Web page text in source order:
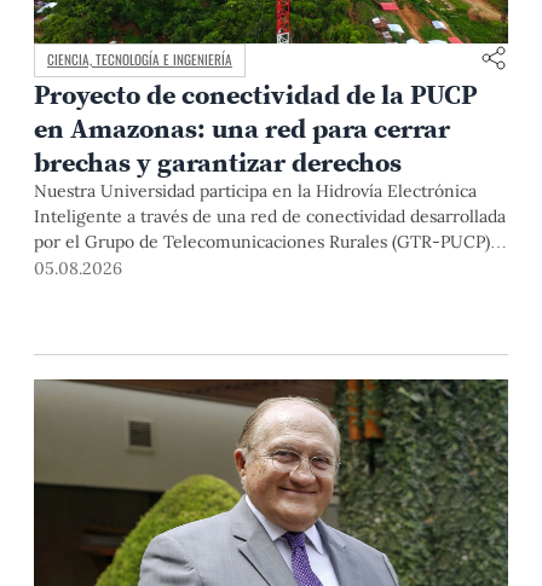
CIENCIA, TECNOLOGÍA E INGENIERÍA
Proyecto de conectividad de la PUCP
en Amazonas: una red para cerrar
brechas y garantizar derechos
Nuestra Universidad participa en la Hidrovía Electrónica
Inteligente a través de una red de conectividad desarrollada
por el Grupo de Telecomunicaciones Rurales (GTR-PUCP)
desde el 2018. En esta nota repasamos cómo ha sido el
05.08.2026